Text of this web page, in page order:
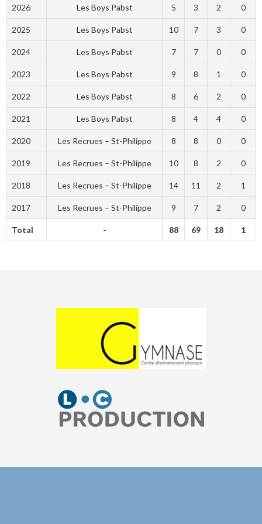
2026 Les Boys Pabst 5 3 2 0
2025 Les Boys Pabst 10 7 3 0
2024 Les Boys Pabst 7 7 0 0
2023 Les Boys Pabst 9 8 1 0
2022 Les Boys Pabst 8 6 2 0
2021 Les Boys Pabst 8 4 4 0
2020 Les Recrues – St-Philippe 8 8 0 0
2019 Les Recrues – St-Philippe 10 8 2 0
2018 Les Recrues – St-Philippe 14 11 2 1
2017 Les Recrues – St-Philippe 9 7 2 0
Total - 88 69 18 1